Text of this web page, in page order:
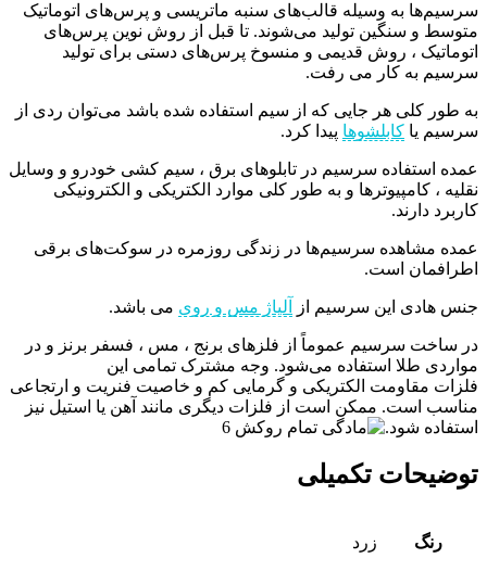
سرسیم‌ها به وسیله قالب‌های سنبه ماتریسی و پرس‌های اتوماتیک
متوسط و سنگین تولید می‌شوند. تا قبل از روش نوین پرس‌های
اتوماتیک ، روش قدیمی و منسوخ پرس‌های دستی برای تولید
سرسیم به کار می ‌رفت.
به طور کلی هر جایی که از سیم استفاده شده باشد می‌توان ردی از
سرسیم یا کابلشوها پیدا کرد.
عمده استفاده سرسیم در تابلوهای برق ، سیم کشی خودرو و وسایل
نقلیه ، کامپیوترها و به طور کلی موارد الکتریکی و الکترونیکی
کاربرد دارند.
عمده مشاهده سرسیم‌ها در زندگی روزمره در سوکت‌های برقی
اطرافمان است.
جنس هادی این سرسیم از آلیاژ مس و روی می باشد.
در ساخت سرسیم عموماً از فلزهای برنج ، مس ، فسفر برنز و در
مواردی طلا استفاده می‌شود. وجه مشترک تمامی این
فلزات مقاومت الکتریکی و گرمایی کم و خاصیت فنریت و ارتجاعی
مناسب است. ممکن است از فلزات دیگری مانند آهن یا استیل نیز
استفاده شود.
توضیحات تکمیلی
رنگ زرد